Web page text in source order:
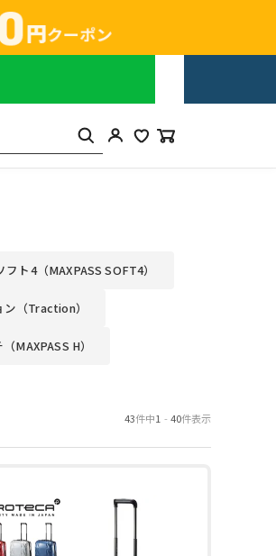
ト4（MAXPASS SOFT4）
ン（Traction）
MAXPASS H）
43件中1 - 40件表示